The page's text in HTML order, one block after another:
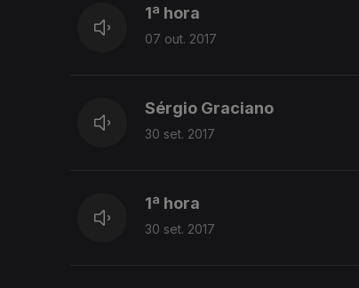
1ª hora
07 out. 2017
Sérgio Graciano
30 set. 2017
1ª hora
30 set. 2017